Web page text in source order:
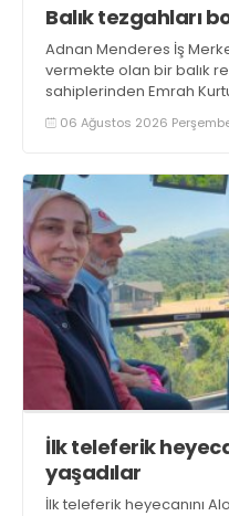
Balık tezgahları
Adnan Menderes İş
vermekte olan bir balık
sahiplerinden Emrah
tezgahlarda taze balık
boyunca tezgahlarda
06 Ağustos 2026
İlk teleferik
yaşadılar
İlk teleferik heyecanını